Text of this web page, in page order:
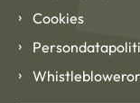
Cookies